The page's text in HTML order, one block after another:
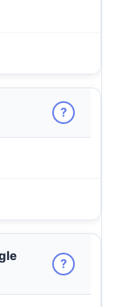
?
?